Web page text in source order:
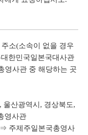
소(소속이 없을 경우
한민국일본국대사관
영사관 중 해당하는 곳
울산광역시, 경상북도,
영사관
주제주일본국총영사